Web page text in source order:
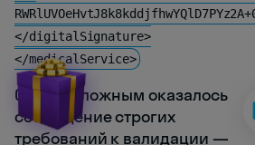
</digitalSignature>
</medicalService>
Самым сложным оказалось
соблюдение строгих
требований к валидации —